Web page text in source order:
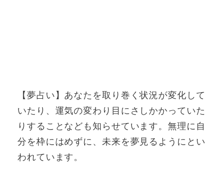
【夢占い】あなたを取り巻く状況が変化して
いたり、運気の変わり目にさしかかっていた
りすることなども知らせています。無理に自
分を枠にはめずに、未来を夢見るようにとい
われています。